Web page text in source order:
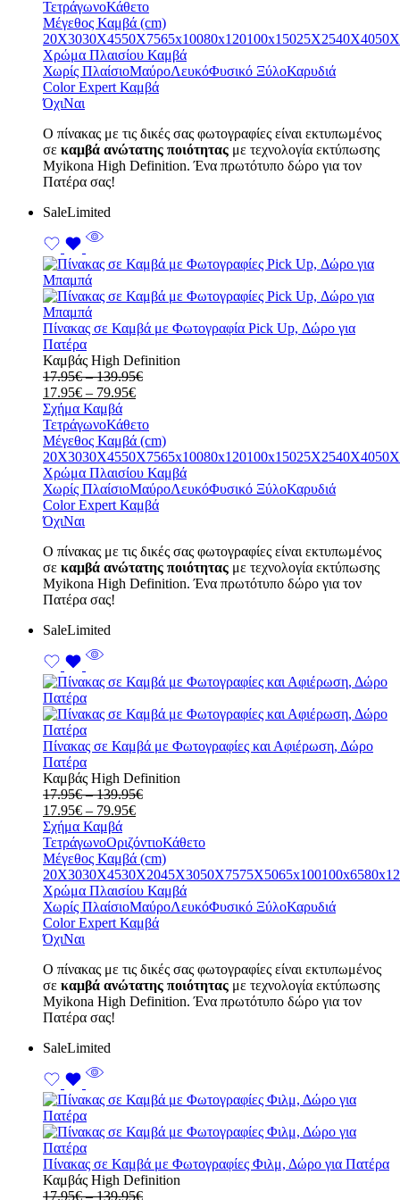
through
139.95€
17.95€
through
79.95€
ΤετράγωνοΚάθετο
Μέγεθος Καμβά (cm)
20X3030X4550X7565x10080x120100x15025X2540X40
Χρώμα Πλαισίου Καμβά
Χωρίς ΠλαίσιοΜαύροΛευκόΦυσικό ΞύλοΚαρυδιά
Color Expert Καμβά
ΌχιΝαι
Ο πίνακας με τις δικές σας φωτογραφίες είναι εκτυπωμένος
σε καμβά ανώτατης ποιότητας με τεχνολογία εκτύπωσης
Myikona High Definition. Ένα πρωτότυπο δώρο για τον
Πατέρα σας!
SaleLimited
Πίνακας σε Καμβά με Φωτογραφία Pick Up, Δώρο για
Πατέρα
Καμβάς High Definition
17.95€ – 139.95€Price
through
139.95€
17.95€ – 79.95€Price
17.95€
through
79.95€
Σχήμα Καμβά
ΤετράγωνοΚάθετο
Μέγεθος Καμβά (cm)
20X3030X4550X7565x10080x120100x15025X2540X40
Χρώμα Πλαισίου Καμβά
Χωρίς ΠλαίσιοΜαύροΛευκόΦυσικό ΞύλοΚαρυδιά
Color Expert Καμβά
ΌχιΝαι
Ο πίνακας με τις δικές σας φωτογραφίες είναι εκτυπωμένος
σε καμβά ανώτατης ποιότητας με τεχνολογία εκτύπωσης
Myikona High Definition. Ένα πρωτότυπο δώρο για τον
Πατέρα σας!
SaleLimited
Πίνακας σε Καμβά με Φωτογραφίες και Αφιέρωση, Δώρο
Πατέρα
Καμβάς High Definition
17.95€ – 139.95€Price
through
139.95€
17.95€ – 79.95€Price
17.95€
through
79.95€
Σχήμα Καμβά
ΤετράγωνοΟριζόντιοΚάθετο
Μέγεθος Καμβά (cm)
20X3030X4530X2045X3050X7575X5065x100100x65
Χρώμα Πλαισίου Καμβά
Χωρίς ΠλαίσιοΜαύροΛευκόΦυσικό ΞύλοΚαρυδιά
Color Expert Καμβά
ΌχιΝαι
Ο πίνακας με τις δικές σας φωτογραφίες είναι εκτυπωμένος
σε καμβά ανώτατης ποιότητας με τεχνολογία εκτύπωσης
Myikona High Definition. Ένα πρωτότυπο δώρο για τον
Πατέρα σας!
SaleLimited
Πίνακας σε Καμβά με Φωτογραφίες Φιλμ, Δώρο για Πατέρα
Καμβάς High Definition
17.95€ – 139.95€Price